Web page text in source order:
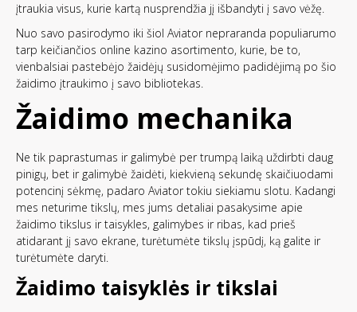
įtraukia visus, kurie kartą nusprendžia jį išbandyti į savo vėžę.
Nuo savo pasirodymo iki šiol Aviator nepraranda populiarumo
tarp keičiančios online kazino asortimento, kurie, be to,
vienbalsiai pastebėjo žaidėjų susidomėjimo padidėjimą po šio
žaidimo įtraukimo į savo bibliotekas.
Žaidimo mechanika
Ne tik paprastumas ir galimybė per trumpą laiką uždirbti daug
pinigų, bet ir galimybė žaidėti, kiekvieną sekundę skaičiuodami
potencinį sėkmę, padaro Aviator tokiu siekiamu slotu. Kadangi
mes neturime tikslų, mes jums detaliai pasakysime apie
žaidimo tikslus ir taisykles, galimybes ir ribas, kad prieš
atidarant jį savo ekrane, turėtumėte tikslų įspūdį, ką galite ir
turėtumėte daryti.
Žaidimo taisyklės ir tikslai